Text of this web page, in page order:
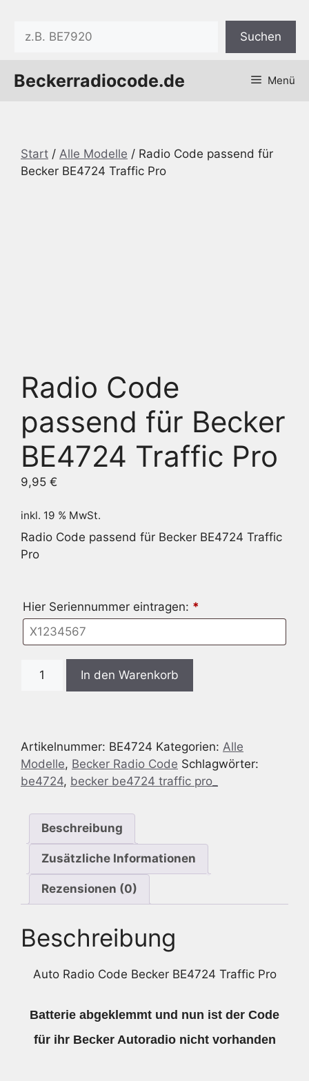
springen
Suchen
Beckerradiocode.de Menü
Start / Alle Modelle / Radio Code passend für
Becker BE4724 Traffic Pro
Radio Code
passend für Becker
BE4724 Traffic Pro
9,95 €
inkl. 19 % MwSt.
Radio Code passend für Becker BE4724 Traffic
Pro
Hier Seriennummer eintragen: *
Code
BE4724
Traffic
Pro
In den Warenkorb
Artikelnummer: BE4724 Kategorien: Alle
Modelle, Becker Radio Code Schlagwörter:
be4724, becker be4724 traffic pro_
Beschreibung
Zusätzliche Informationen
Rezensionen (0)
Beschreibung
Auto Radio Code Becker BE4724 Traffic Pro
Batterie abgeklemmt und nun ist der Code
für ihr Becker Autoradio nicht vorhanden